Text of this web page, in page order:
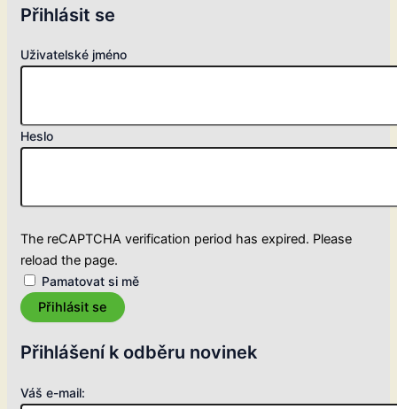
Přihlásit se
Uživatelské jméno
Heslo
The reCAPTCHA verification period has expired. Please
reload the page.
Pamatovat si mě
Přihlásit se
Přihlášení k odběru novinek
Váš e-mail: